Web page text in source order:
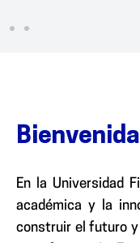
Bienvenida
En la Universidad
académica y la
construir el futuro